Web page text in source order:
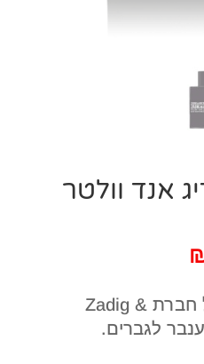
אנד וולטר
הוא:
₪199.00.
הבושם This is Him של חברת Zadig &